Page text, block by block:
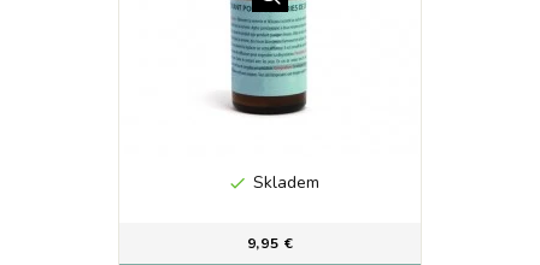
 Skladem
9,95 €